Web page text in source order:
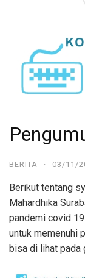
BERITA · 03/11/
Berikut tentang
Mahardhika
pandemi covid
untuk memenuhi
bisa di lihat pada